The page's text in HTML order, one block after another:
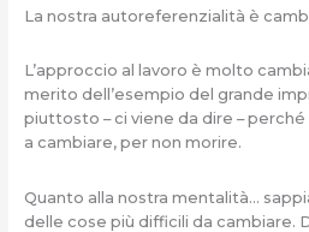
La nostra autoreferenzialità è
L’approccio al lavoro è molto
merito dell’esempio del grande
piuttosto – ci viene da dire –
a cambiare, per non morire.
Quanto alla nostra mentalità…
delle cose più difficili da cambiare.